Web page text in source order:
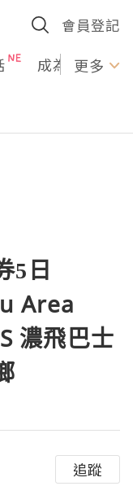
會員登記
成為U更多
5日
Area
濃飛巴士
追蹤